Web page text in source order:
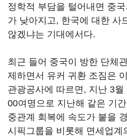
정학적 부담을 털어내면 중
가 낮아지고, 한국에 대한 사
않겠냐는 기대에서다.
최근 들어 중국이 방한 단체
제하면서 유커 귀환 조짐은
관광공사에 따르면, 지난 3
00여명으로 지난해 같은 기
중관계 회복에 속도가 붙을
시픽그룹을 비롯해 면세업계